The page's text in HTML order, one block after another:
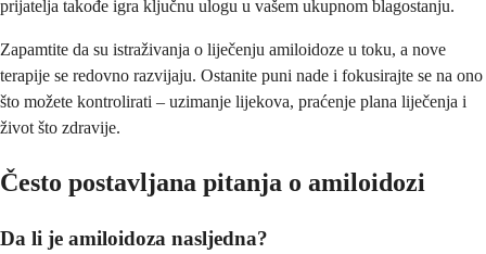
prijatelja takođe igra ključnu ulogu u vašem ukupnom blagostanju.
Zapamtite da su istraživanja o liječenju amiloidoze u toku, a nove
terapije se redovno razvijaju. Ostanite puni nade i fokusirajte se na ono
što možete kontrolirati – uzimanje lijekova, praćenje plana liječenja i
život što zdravije.
Često postavljana pitanja o amiloidozi
Da li je amiloidoza nasljedna?